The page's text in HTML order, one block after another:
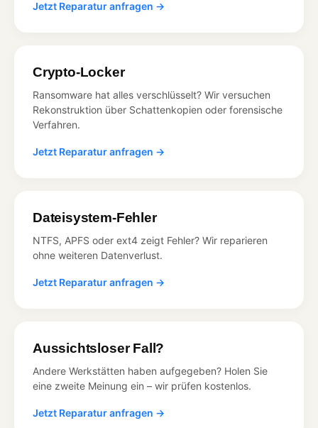
Jetzt Reparatur anfragen →
Crypto-Locker
Ransomware hat alles verschlüsselt? Wir versuchen
Rekonstruktion über Schattenkopien oder forensische
Verfahren.
Jetzt Reparatur anfragen →
Dateisystem-Fehler
NTFS, APFS oder ext4 zeigt Fehler? Wir reparieren
ohne weiteren Datenverlust.
Jetzt Reparatur anfragen →
Aussichtsloser Fall?
Andere Werkstätten haben aufgegeben? Holen Sie
eine zweite Meinung ein – wir prüfen kostenlos.
Jetzt Reparatur anfragen →